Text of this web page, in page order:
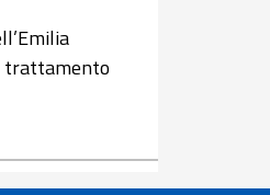
trattamento